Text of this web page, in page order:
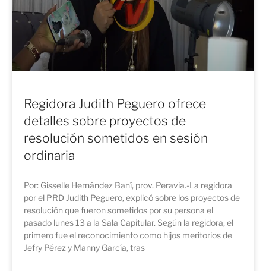
Regidora Judith Peguero ofrece
detalles sobre proyectos de
resolución sometidos en sesión
ordinaria
Por: Gisselle Hernández Baní, prov. Peravia.-La regidora
por el PRD Judith Peguero, explicó sobre los proyectos de
resolución que fueron sometidos por su persona el
pasado lunes 13 a la Sala Capitular. Según la regidora, el
primero fue el reconocimiento como hijos meritorios de
Jefry Pérez y Manny García, tras